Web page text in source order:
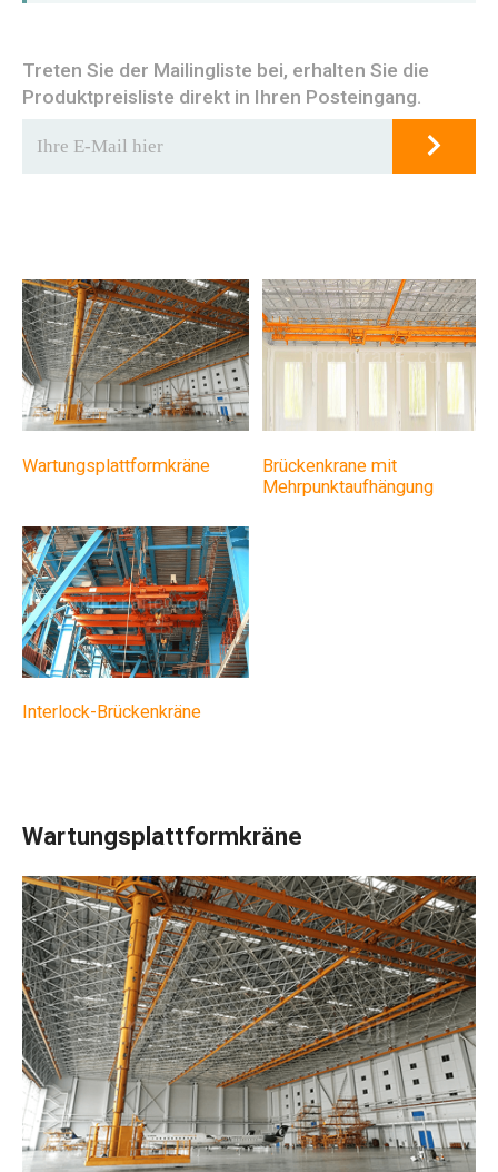
Treten Sie der Mailingliste bei, erhalten Sie die
Produktpreisliste direkt in Ihren Posteingang.
Wartungsplattformkräne Brückenkrane mit
Mehrpunktaufhängung
Interlock-Brückenkräne
Wartungsplattformkräne